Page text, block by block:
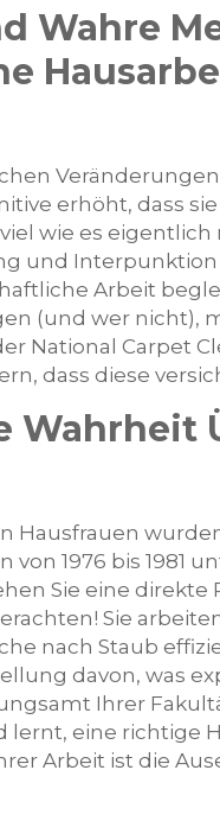
Wahre
erhöht, dass
wie es eigentlich
und
Arbeit
(und wer nicht),
National Carpet
dass diese
Wahrheit
Hausfrauen
1976 bis 1981
Sie eine direkte
Sie
nach Staub
davon, was
Ihrer
lernt, eine richtige
Arbeit ist die